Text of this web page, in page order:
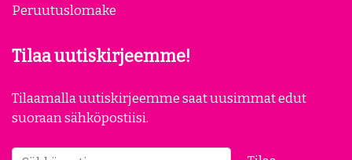
Peruutuslomake
Tilaa uutiskirjeemme!
Tilaamalla uutiskirjeemme saat uusimmat edut
suoraan sähköpostiisi.